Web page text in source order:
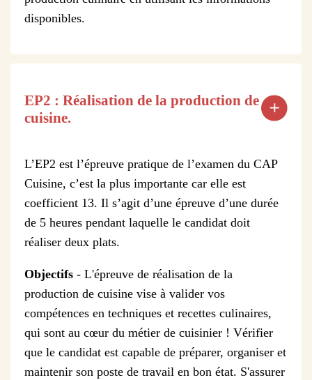
disponibles.
EP2 : Réalisation de la production de
cuisine.
L’EP2 est l’épreuve pratique de l’examen du CAP
Cuisine, c’est la plus importante car elle est
coefficient 13. Il s’agit d’une épreuve d’une durée
de 5 heures pendant laquelle le candidat doit
réaliser deux plats.
Objectifs - L'épreuve de réalisation de la
production de cuisine vise à valider vos
compétences en techniques et recettes culinaires,
qui sont au cœur du métier de cuisinier ! Vérifier
que le candidat est capable de préparer, organiser et
maintenir son poste de travail en bon état. S'assurer